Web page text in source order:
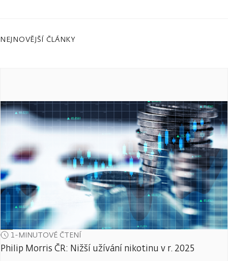
NEJNOVĚJŠÍ ČLÁNKY
1-MINUTOVÉ ČTENÍ
Philip Morris ČR: Nižší užívání nikotinu v r. 2025